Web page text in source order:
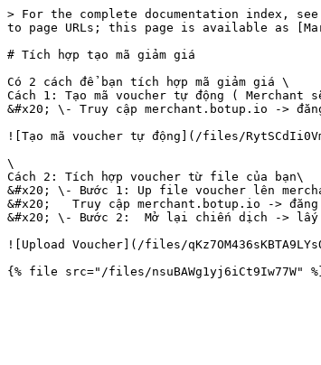
> For the complete documentation index,
to page URLs; this page is available as
# Tích hợp tạo mã giảm giá
Có 2 cách để bạn tích hợp mã giảm giá \
Cách 1: Tạo mã voucher tự động ( Merchant
&#x20; \- Truy cập merchant.botup.io ->
![Tạo mã voucher tự động](/files/
\
Cách 2: Tích hợp voucher từ file của bạn\
&#x20; \- Bước 1: Up file voucher lên
&#x20;   Truy cập merchant.botup.io ->
&#x20; \- Bước 2:  Mở lại chiến dịch ->
![Upload Voucher](/files/